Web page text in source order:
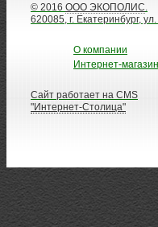
© 2016 ООО ЭКОПОЛИС
620085, г. Екатеринбург,
О компании
Интернет-магазин
Сайт работает на CMS
"Интернет-Столица"